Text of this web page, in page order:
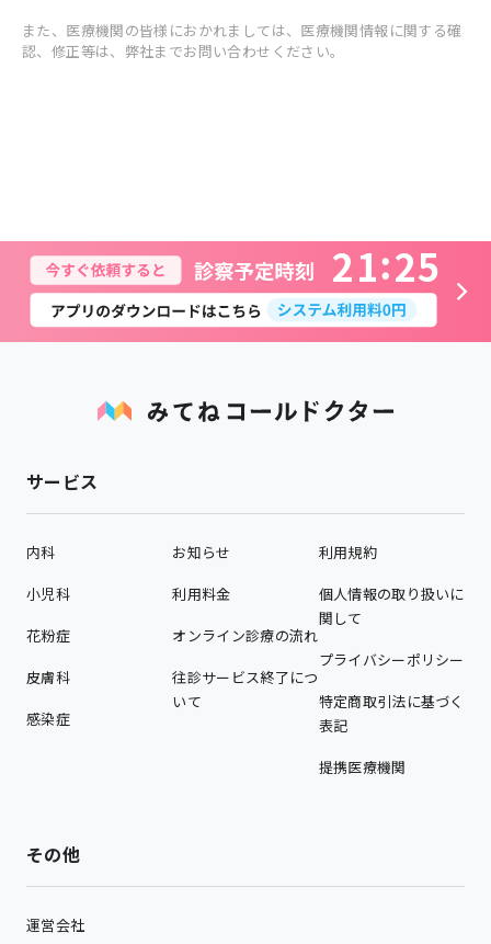
また、医療機関の皆様におかれましては、医療機関情報に関する確
認、修正等は、弊社までお問い合わせください。
21 25
サービス
内科
小児科
花粉症
皮膚科
感染症
お知らせ
利用料金
オンライン診療の流れ
往診サービス終了につ
いて
利用規約
個人情報の取り扱いに
関して
プライバシーポリシー
特定商取引法に基づく
表記
提携医療機関
その他
運営会社